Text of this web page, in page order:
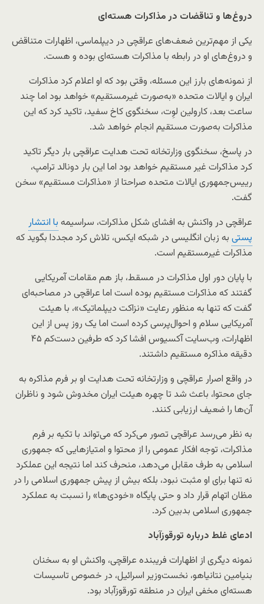
دروغ‌ها و تناقضات در مذاکرات هسته‌ای
یکی از مهم‌ترین ضعف‌های عراقچی در دیپلماسی، اظهارات متناقض
و دروغ‌های او در رابطه با مذاکرات هسته‌ای بوده و هست.
از نمونه‌های بارز این مسئله، وقتی بود که او اعلام کرد مذاکرات
ایران و ایالات متحده «به‌صورت غیرمستقیم» خواهد بود اما چند
ساعت بعد، کارولین لوِت، سخنگوی کاخ سفید، تاکید کرد که این
مذاکرات به‌صورت مستقیم انجام خواهد شد.
در پاسخ، سخنگوی وزارتخانه تحت هدایت عراقچی بار دیگر تاکید
کرد مذاکرات غیر مستقیم خواهد بود اما این بار دونالد ترامپ،
رییس‌جمهوری ایالات متحده صراحتا از «مذاکرات مستقیم» سخن
گفت.
عراقچی در واکنش به افشای شکل مذاکرات، سراسیمه با انتشار
پستی به زبان انگلیسی در شبکه ایکس، تلاش کرد مجددا بگوید که
مذاکرات غیرمستقیم است.
با پایان دور اول مذاکرات در مسقط، باز هم مقامات آمریکایی
گفتند که مذاکرات مستقیم بوده است اما عراقچی در مصاحبه‌ای
گفت که تنها به منظور رعایت «نزاکت دیپلماتیک»، با هیئت
آمریکایی سلام و احوال‌پرسی کرده است اما یک روز پس از این
اظهارات، وب‌سایت آکسیوس افشا کرد که طرفین دست‌کم ۴۵
دقیقه مذاکره مستقیم داشتند.
در واقع اصرار عراقچی و وزارتخانه تحت هدایت او بر فرم مذاکره به
جای محتوا، باعث شد تا چهره هیئت ایران مخدوش شود و ناظران
آن‌ها را ضعیف ارزیابی کنند.
به نظر می‌رسد عراقچی تصور می‌کرد که می‌تواند با تکیه بر فرم
مذاکرات، توجه افکار عمومی را از محتوا و امتیازهایی که جمهوری
اسلامی به طرف مقابل می‌دهد، منحرف کند اما نتیجه این عملکرد
نه تنها برای او مثبت نبود، بلکه بیش از پیش جمهوری اسلامی را در
مظان اتهام قرار داد و حتی پایگاه «خودی‌ها» را نسبت به عملکرد
جمهوری اسلامی بدبین کرد.
ادعای غلط درباره تورقوزآباد
نمونه دیگری از اظهارات فریبنده عراقچی، واکنش او به سخنان
بنیامین نتانیاهو، نخست‌وزیر اسرائیل، در خصوص تاسیسات
هسته‌ای مخفی ایران در منطقه تورقوزآباد بود.